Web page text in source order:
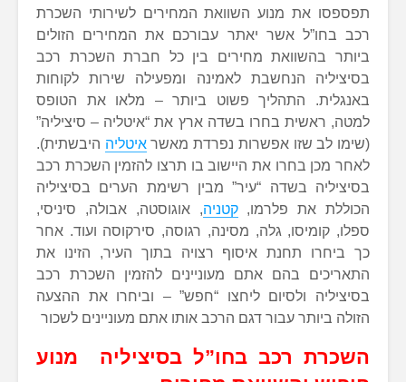
תפספסו את מנוע השוואת המחירים לשירותי השכרת
רכב בחו”ל אשר יאתר עבורכם את המחירים הזולים
ביותר בהשוואת מחירים בין כל חברת השכרת רכב
בסיציליה הנחשבת לאמינה ומפעילה שירות לקוחות
באנגלית. התהליך פשוט ביותר – מלאו את הטופס
למטה, ראשית בחרו בשדה ארץ את “איטליה – סיציליה”
(שימו לב שזו אפשרות נפרדת מאשראיטליה היבשתית).
לאחר מכן בחרו את היישוב בו תרצו להזמין השכרת רכב
בסיציליה בשדה “עיר” מבין רשימת הערים בסיציליה
הכוללת את פלרמו,קטניה, אוגוסטה, אבולה, סיניסי,
ספלו, קומיסו, גלה, מסינה, רגוסה, סירקוסה ועוד. אחר
כך ביחרו תחנת איסוף רצויה בתוך העיר, הזינו את
התאריכים בהם אתם מעוניינים להזמין השכרת רכב
בסיציליה ולסיום ליחצו “חפש” – וביחרו את ההצעה
הזולה ביותר עבור דגם הרכב אותו אתם מעוניינים לשכור
השכרת רכב בחו”ל בסיציליה מנוע